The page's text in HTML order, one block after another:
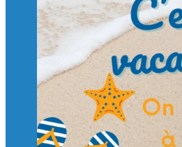
Charger plus
🙏 Soutenez l’Isep via la
et contribuons ensemble
d’ingénieurs de demain.
Merci à tous !
🎯 Taxe d’apprentissage 2026 :
un numérique au service de
À l’Isep, nous formons des
Mastères Spécialisés, qui
valeurs humaines, au cœur de